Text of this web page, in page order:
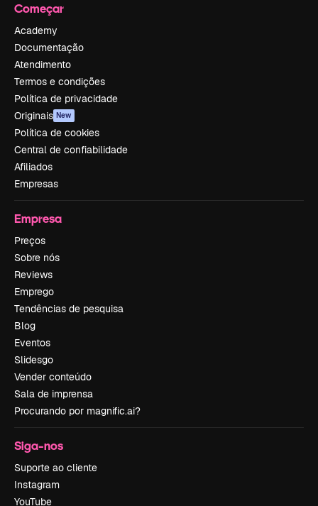
Começar
Academy
Documentação
Atendimento
Termos e condições
Política de privacidade
Originais New
Política de cookies
Central de confiabilidade
Afiliados
Empresas
Empresa
Preços
Sobre nós
Reviews
Emprego
Tendências de pesquisa
Blog
Eventos
Slidesgo
Vender conteúdo
Sala de imprensa
Procurando por magnific.ai?
Siga-nos
Suporte ao cliente
Instagram
YouTube